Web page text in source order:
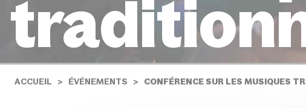
ACCUEIL ÉVÉNEMENTS CONFÉRENCE SUR LES MUSIQUES